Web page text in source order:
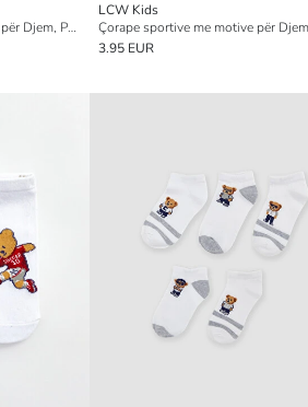
Çorape sportive të stampuara për Djem, Paketim 7-copësh
LCW Kids
3.95 EUR